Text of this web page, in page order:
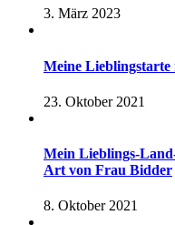
3. März 2023
Meine Lieblingstarte
23. Oktober 2021
Mein Lieblings-
Art von Frau Bidder
8. Oktober 2021